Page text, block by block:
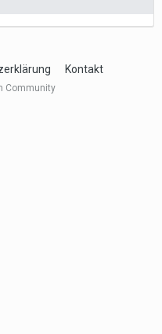
Kontakt
Community